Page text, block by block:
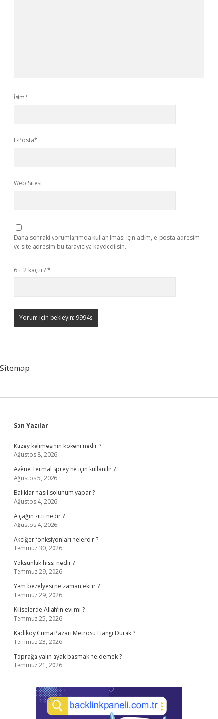
İsim*
E-Posta*
Web Sitesi
Daha sonraki yorumlarımda kullanılması için adım, e-posta adresim
ve site adresim bu tarayıcıya kaydedilsin.
6 + 2 kaçtır?*
Sitemap
Sidebar
Son Yazılar
Kuzey kelimesinin kökeni nedir ?
Ağustos 8, 2026
Avène Termal Sprey ne için kullanılır ?
Ağustos 5, 2026
Balıklar nasıl solunum yapar ?
Ağustos 4, 2026
Alçağın zıttı nedir ?
Ağustos 4, 2026
Akciğer fonksiyonları nelerdir ?
Temmuz 30, 2026
Yoksunluk hissi nedir ?
Temmuz 29, 2026
Yem bezelyesi ne zaman ekilir ?
Temmuz 29, 2026
Kiliselerde Allah’ın evi mi ?
Temmuz 25, 2026
Kadıköy Cuma Pazarı Metrosu Hangi Durak ?
Temmuz 23, 2026
Toprağa yalın ayak basmak ne demek ?
Temmuz 21, 2026